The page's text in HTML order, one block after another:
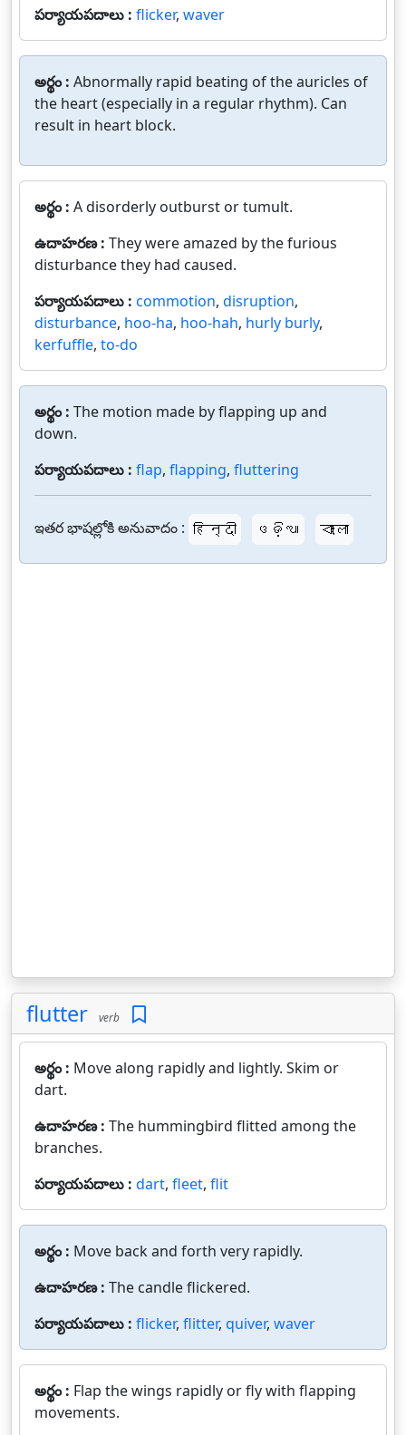
పర్యాయపదాలు : flicker, waver
అర్థం : Abnormally rapid beating of the auricles of
the heart (especially in a regular rhythm). Can
result in heart block.
అర్థం : A disorderly outburst or tumult.
ఉదాహరణ : They were amazed by the furious
disturbance they had caused.
పర్యాయపదాలు : commotion, disruption,
disturbance, hoo-ha, hoo-hah, hurly burly,
kerfuffle, to-do
అర్థం : The motion made by flapping up and
down.
పర్యాయపదాలు : flap, flapping, fluttering
ఇతర భాషల్లోకి అనువాదం : हिन्दी ଓଡ଼ିଆ বাংলা
flutter verb
అర్థం : Move along rapidly and lightly. Skim or
dart.
ఉదాహరణ : The hummingbird flitted among the
branches.
పర్యాయపదాలు : dart, fleet, flit
అర్థం : Move back and forth very rapidly.
ఉదాహరణ : The candle flickered.
పర్యాయపదాలు : flicker, flitter, quiver, waver
అర్థం : Flap the wings rapidly or fly with flapping
movements.